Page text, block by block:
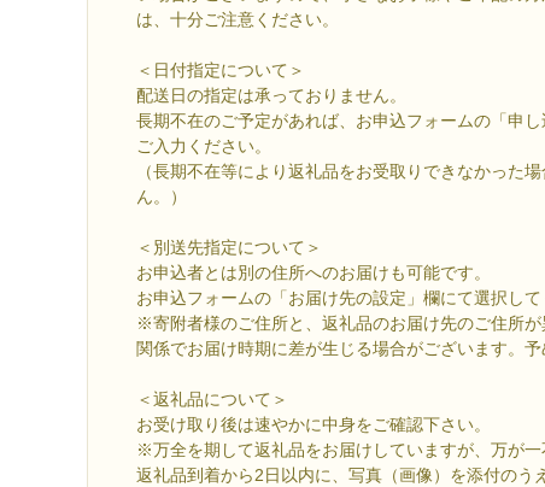
は、十分ご注意ください。
＜日付指定について＞
配送日の指定は承っておりません。
長期不在のご予定があれば、お申込フォームの「申
ご入力ください。
（長期不在等により返礼品をお受取りできなかった
ん。）
＜別送先指定について＞
お申込者とは別の住所へのお届けも可能です。
お申込フォームの「お届け先の設定」欄にて選択して
※寄附者様のご住所と、返礼品のお届け先のご住所
関係でお届け時期に差が生じる場合がございます。予
＜返礼品について＞
お受け取り後は速やかに中身をご確認下さい。
※万全を期して返礼品をお届けしていますが、万が一
返礼品到着から2日以内に、写真（画像）を添付のう